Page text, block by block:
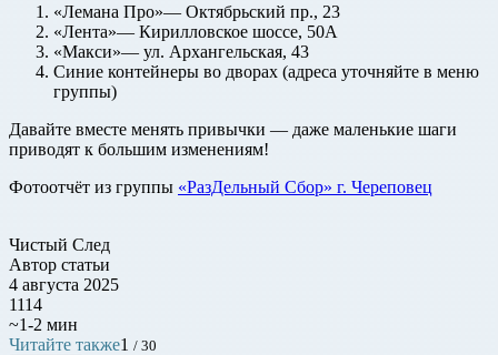
«Лемана Про»— Октябрьский пр., 23
«Лента»— Кирилловское шоссе, 50А
«Макси»— ул. Архангельская, 43
Синие контейнеры во дворах (адреса уточняйте в меню
группы)
Давайте вместе менять привычки — даже маленькие шаги
приводят к большим изменениям!
Фотоотчёт из группы «РазДельный Сбор» г. Череповец
Чистый След
Автор статьи
4 августа 2025
1114
~1-2 мин
Читайте также1 / 30